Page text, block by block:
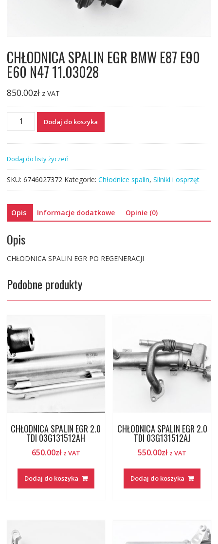
CHŁODNICA SPALIN EGR BMW E87 E90
E60 N47 11.03028
850.00zł z VAT
ilość
CHŁODNICA
BMW
E87
E90
E60
N47
11.03028
Dodaj do koszyka
Dodaj do listy życzeń
SKU: 6746027372 Kategorie: Chłodnice spalin, Silniki i osprzęt
Opis Informacje dodatkowe Opinie (0)
Opis
CHŁODNICA SPALIN EGR PO REGENERACJI
Podobne produkty
CHŁODNICA SPALIN EGR 2.0
TDI 03G131512AH
650.00zł z VAT
Dodaj do koszyka
CHŁODNICA SPALIN EGR 2.0
TDI 03G131512AJ
550.00zł z VAT
Dodaj do koszyka